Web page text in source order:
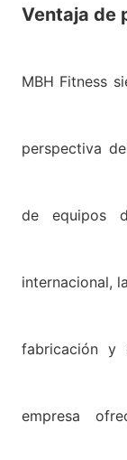
Ventaja de
MBH Fitness
perspectiva
de equipos
internacional,
fabricación y
empresa